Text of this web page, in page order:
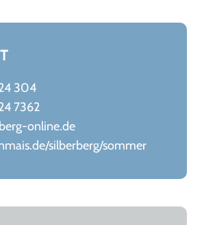
304
7362
online.de
silberberg/sommer